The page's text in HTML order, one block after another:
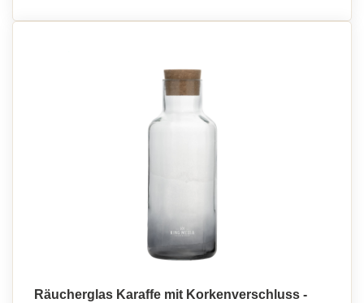
Räucherglas Karaffe mit Korkenverschluss -